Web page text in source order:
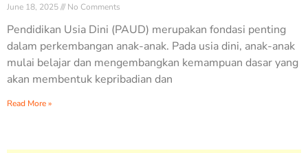
June 18, 2025 No Comments
Pendidikan Usia Dini (PAUD) merupakan fondasi penting
dalam perkembangan anak-anak. Pada usia dini, anak-anak
mulai belajar dan mengembangkan kemampuan dasar yang
akan membentuk kepribadian dan
Read More »